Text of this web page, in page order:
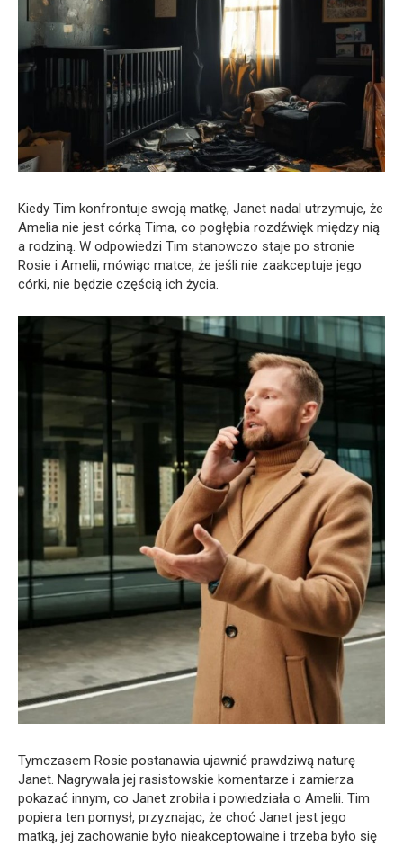
Kiedy Tim konfrontuje swoją matkę, Janet nadal utrzymuje, że
Amelia nie jest córką Tima, co pogłębia rozdźwięk między nią
a rodziną. W odpowiedzi Tim stanowczo staje po stronie
Rosie i Amelii, mówiąc matce, że jeśli nie zaakceptuje jego
córki, nie będzie częścią ich życia.
Tymczasem Rosie postanawia ujawnić prawdziwą naturę
Janet. Nagrywała jej rasistowskie komentarze i zamierza
pokazać innym, co Janet zrobiła i powiedziała o Amelii. Tim
popiera ten pomysł, przyznając, że choć Janet jest jego
matką, jej zachowanie było nieakceptowalne i trzeba było się